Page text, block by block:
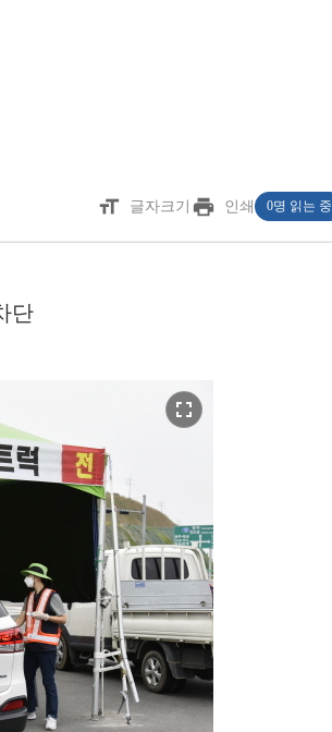
format_size 글자크기 print 인쇄 0명 읽는 중
단
fullscreen